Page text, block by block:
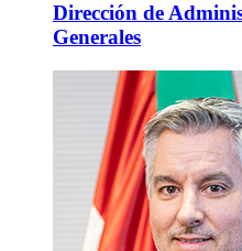
Dirección de
Generales